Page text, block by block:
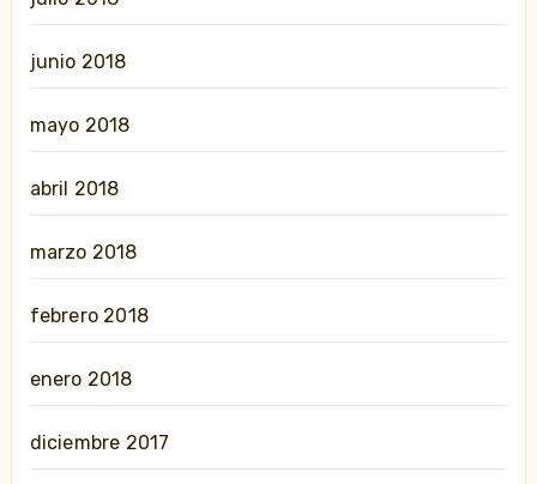
junio 2018
mayo 2018
abril 2018
marzo 2018
febrero 2018
enero 2018
diciembre 2017